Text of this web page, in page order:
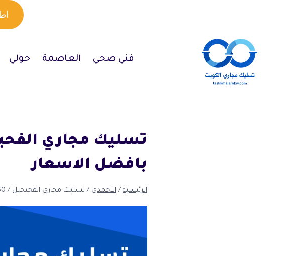
فني صحي العاصمة حولي
بافضل الاسعار
الرئيسية / الاحمدي / تسليك مجاري الفحيحيل / 67631760 / خدمات مميزة بافضل الاسعار